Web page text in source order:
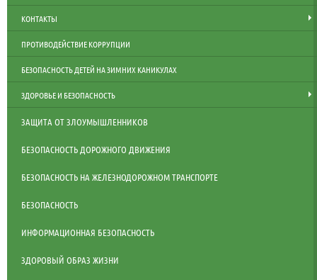
КОНТАКТЫ
ПРОТИВОДЕЙСТВИЕ КОРРУПЦИИ
БЕЗОПАСНОСТЬ ДЕТЕЙ НА ЗИМНИХ КАНИКУЛАХ
ЗДОРОВЬЕ И БЕЗОПАСНОСТЬ
ЗАЩИТА ОТ ЗЛОУМЫШЛЕННИКОВ
БЕЗОПАСНОСТЬ ДОРОЖНОГО ДВИЖЕНИЯ
БЕЗОПАСНОСТЬ НА ЖЕЛЕЗНОДОРОЖНОМ ТРАНСПОРТЕ
БЕЗОПАСНОСТЬ
ИНФОРМАЦИОННАЯ БЕЗОПАСНОСТЬ
ЗДОРОВЫЙ ОБРАЗ ЖИЗНИ